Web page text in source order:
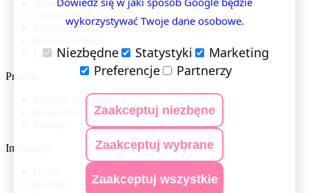
Nowości
Lampy wiszące
Plafony sufitowe
Lustra LED
Prawne
Polityka prywatności
Informacje
wykorzystywać Twoje dane osobowe.
Niezbędne Statystyki
Marketing
Preferencje
Partnerzy
Zaakceptuj niezbęne
Zaakceptuj wybrane
Zaakceptuj wszystkie